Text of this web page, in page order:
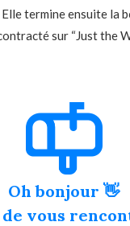
termine ensuite la
sur “Just the
Oh bonjour 👋
de vous